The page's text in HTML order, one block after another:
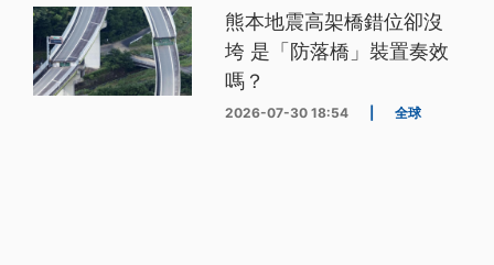
熊本地震高架橋錯位卻沒
垮 是「防落橋」裝置奏效
嗎？
2026-07-30 18:54 全球